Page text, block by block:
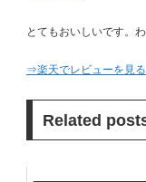
とてもおいしいです。
⇒楽天でレビューを見る
Related